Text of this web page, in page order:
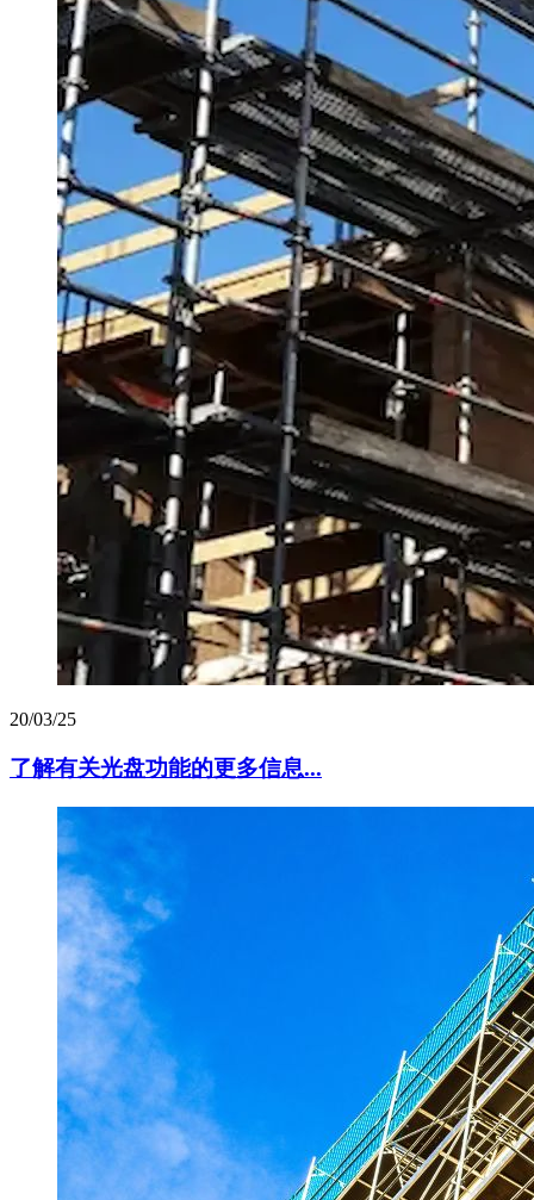
20/03/25
了解有关光盘功能的更多信息...